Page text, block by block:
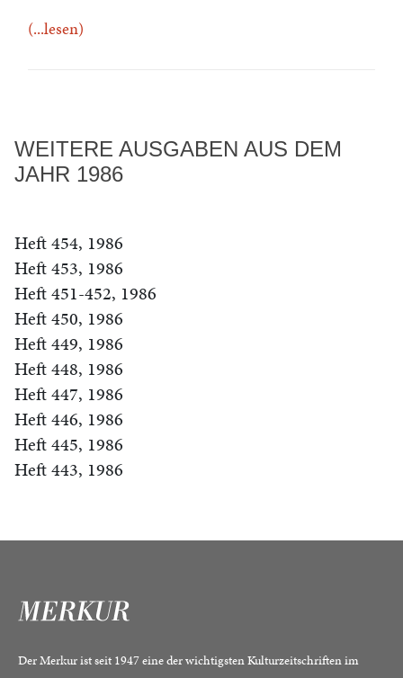
(...lesen)
WEITERE AUSGABEN AUS DEM
JAHR 1986
Heft 454, 1986
Heft 453, 1986
Heft 451-452, 1986
Heft 450, 1986
Heft 449, 1986
Heft 448, 1986
Heft 447, 1986
Heft 446, 1986
Heft 445, 1986
Heft 443, 1986
Der Merkur ist seit 1947 eine der wichtigsten Kulturzeitschriften im